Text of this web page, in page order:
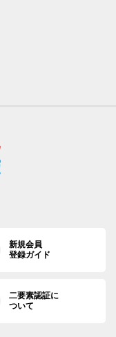
新規会員
登録ガイド
二要素認証に
ついて